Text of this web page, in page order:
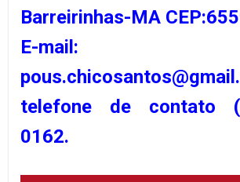
Barreirinhas-MA
E-mail:
telefone de contato
0162.